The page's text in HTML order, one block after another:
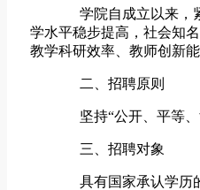
学院自成立以来，紧
学水平稳步提高，社会知
教学科研效率、教师创新
二、招聘原则
坚持“公开、平等、
三、招聘对象
具有国家承认学历的